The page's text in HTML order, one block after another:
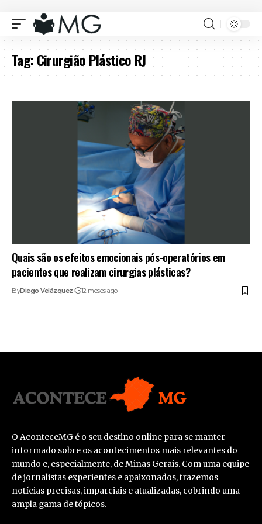
Tag:Cirurgião Plástico RJ
Quais são os efeitos emocionais pós-operatórios em
pacientes que realizam cirurgias plásticas?
ByDiego Velázquez 12 meses ago
O AconteceMG é o seu destino online para se manter
informado sobre os acontecimentos mais relevantes do
mundo e, especialmente, de Minas Gerais. Com uma equipe
de jornalistas experientes e apaixonados, trazemos
notícias precisas, imparciais e atualizadas, cobrindo uma
ampla gama de tópicos.